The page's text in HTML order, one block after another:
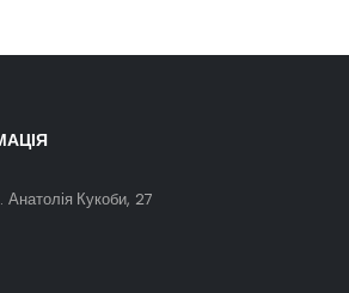
Кукоби, 27